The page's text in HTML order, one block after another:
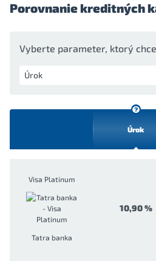
Porovnanie kreditných
Vyberte parameter, ktorý
Úrok
Visa Platinum
Tatra banka
10,90 %